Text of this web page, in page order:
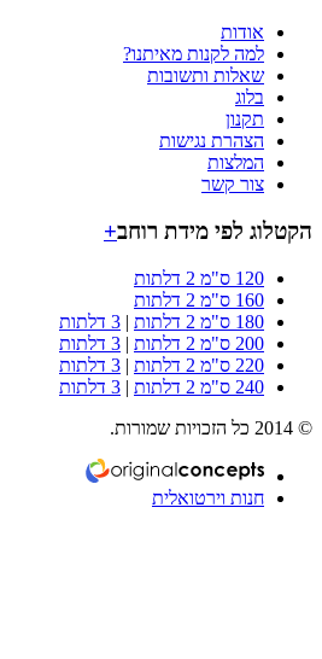
אודות
למה לקנות מאיתנו?
שאלות ותשובות
בלוג
תקנון
הצהרת נגישות
המלצות
צור קשר
לפי מידת רוחב +
120 ס"מ 2 דלתות
160 ס"מ 2 דלתות
180 ס"מ 2 דלתות
|3 דלתות
200 ס"מ 2 דלתות
|3 דלתות
220 ס"מ 2 דלתות
|3 דלתות
240 ס"מ 2 דלתות
|3 דלתות
חנות וירטואלית